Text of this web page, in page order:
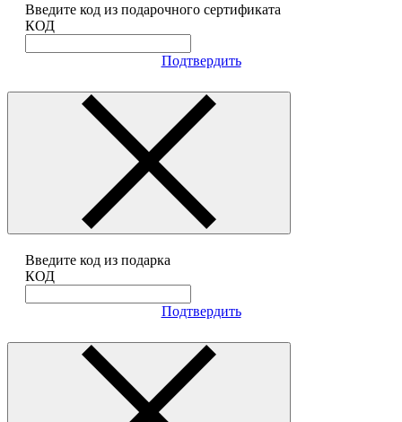
Введите код из подарочного сертификата
КОД
Подтвердить
Введите код из подарка
КОД
Подтвердить